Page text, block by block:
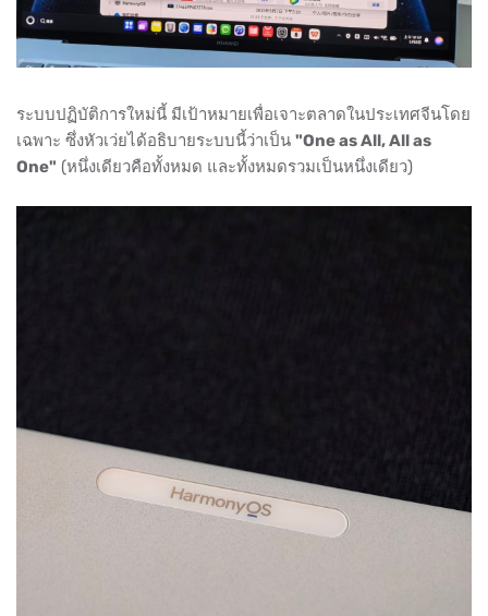
ระบบปฏิบัติการใหม่นี้ มีเป้าหมายเพื่อเจาะตลาดในประเทศจีนโดย
เฉพาะ ซึ่งหัวเว่ยได้อธิบายระบบนี้ว่าเป็น "One as All, All as
One" (หนึ่งเดียวคือทั้งหมด และทั้งหมดรวมเป็นหนึ่งเดียว)